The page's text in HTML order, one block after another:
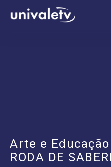
conteúdo
Arte e Educação
RODA DE